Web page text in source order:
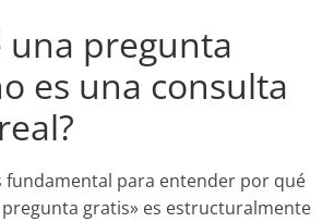
una pregunta
es una consulta
fundamental para entender por qué
gratis» es estructuralmente